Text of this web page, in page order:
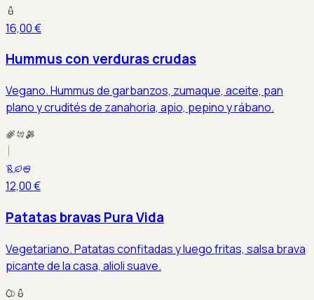
16,00 €
Hummus con verduras crudas
Vegano. Hummus de garbanzos, zumaque, aceite, pan
plano y crudités de zanahoria, apio, pepino y rábano.
12,00 €
Patatas bravas Pura Vida
Vegetariano. Patatas confitadas y luego fritas, salsa brava
picante de la casa, alioli suave.